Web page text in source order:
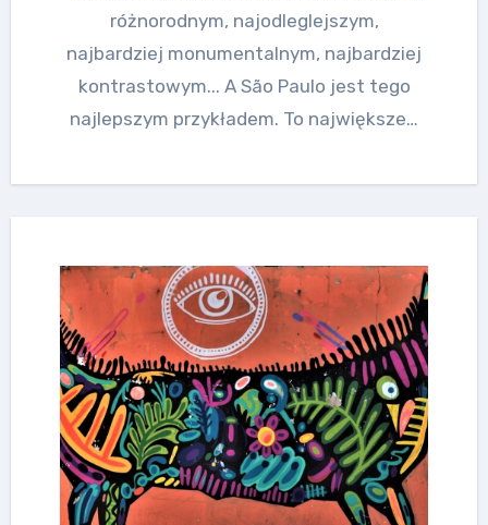
różnorodnym, najodleglejszym,
najbardziej monumentalnym, najbardziej
kontrastowym... A São Paulo jest tego
najlepszym przykładem. To największe…